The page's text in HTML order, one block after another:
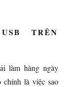
TRÊN
làm hàng ngày
chính là việc sao